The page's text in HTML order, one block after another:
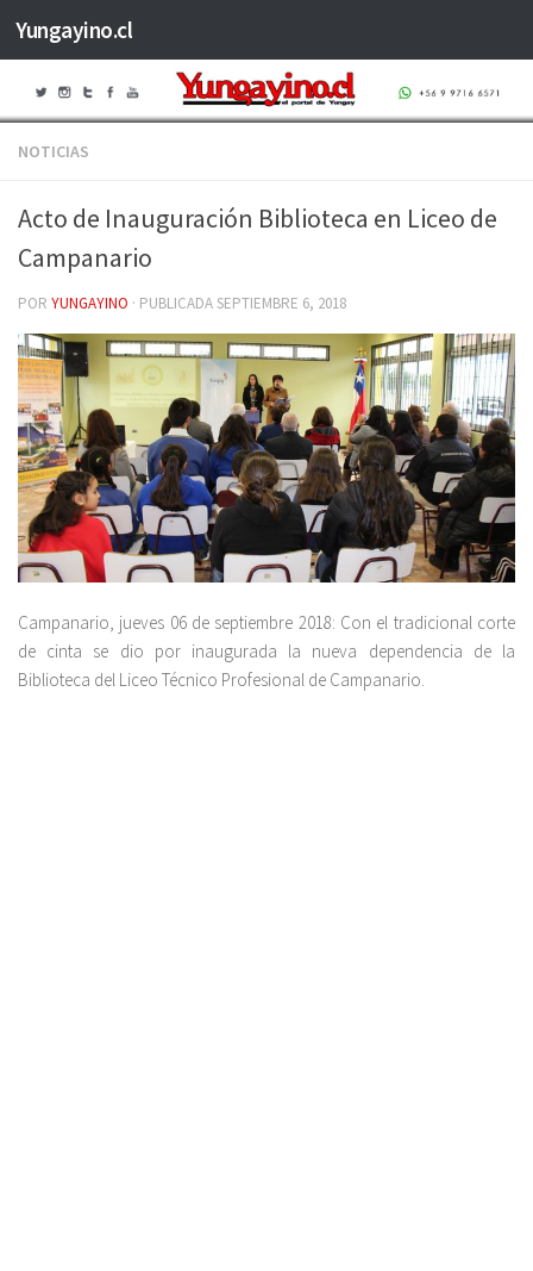
Saltar al contenido
Yungayino.cl
NOTICIAS
Acto de Inauguración Biblioteca en Liceo de
Campanario
POR YUNGAYINO · PUBLICADASEPTIEMBRE 6, 2018
Campanario, jueves 06 de septiembre 2018: Con el tradicional corte
de cinta se dio por inaugurada la nueva dependencia de la
Biblioteca del Liceo Técnico Profesional de Campanario.